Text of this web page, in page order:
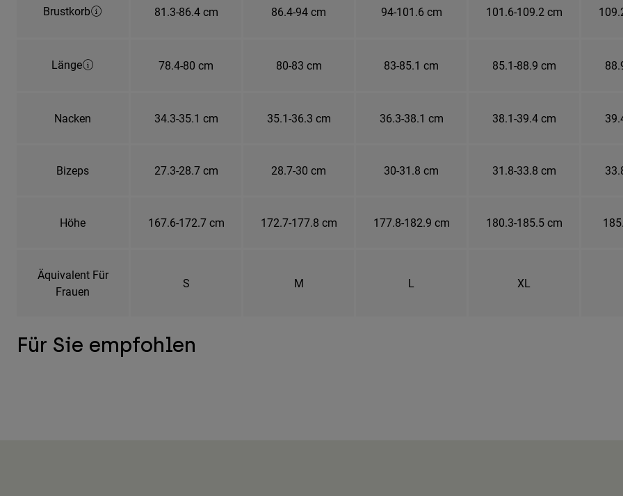
Brustkorb 81.3-86.4 cm 86.4-94 cm 94-101.6 cm 101.6-109.2 cm
Länge 78.4-80 cm 80-83 cm 83-85.1 cm 85.1-88.9 cm
Nacken 34.3-35.1 cm 35.1-36.3 cm 36.3-38.1 cm 38.1-39.4 cm
Bizeps 27.3-28.7 cm 28.7-30 cm 30-31.8 cm 31.8-33.8 cm
Höhe 167.6-172.7 cm 172.7-177.8 cm 177.8-182.9 cm 180.3-185.5 cm
Äquivalent Für
Frauen
S M L XL
Für Sie empfohlen